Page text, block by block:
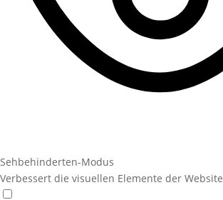
Sehbehinderten-Modus
Verbessert die visuellen Elemente der Website